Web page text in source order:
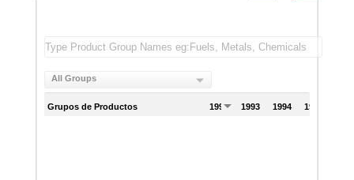
All Groups
Grupos de Productos 1992 1993 1994 1995